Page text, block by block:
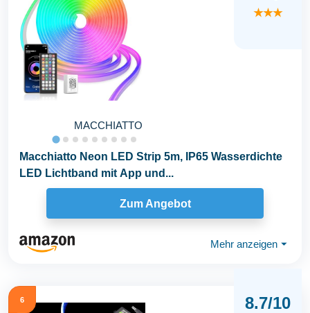
MACCHIATTO
★★★
Macchiatto Neon LED Strip 5m, IP65 Wasserdichte
LED Lichtband mit App und...
Zum Angebot
Mehr anzeigen ⏷
6 8.7/10